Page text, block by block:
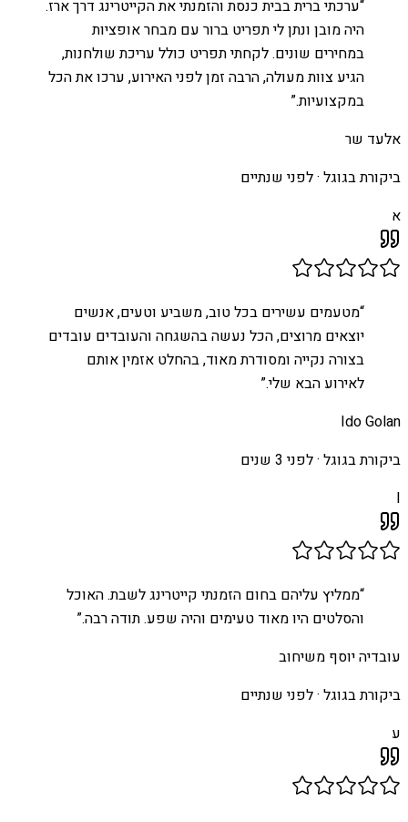
“ערכתי ברית בבית כנסת והזמנתי את הקייטרינג דרך ארז.
היה מובן ונתן לי תפריט ברור עם מבחר אופציות
במחירים שונים. לקחתי תפריט כולל עריכת שולחנות,
הגיע צוות מעולה, הרבה זמן לפני האירוע, ערכו את הכל
במקצועיות.”
אלעד שר
ביקורת בגוגל ·לפני שנתיים
א
“מטעמים עשירים בכל טוב, משביע וטעים, אנשים
יוצאים מרוצים, הכל נעשה בהשגחה והעובדים עובדים
בצורה נקייה ומסודרת מאוד, בהחלט אזמין אותם
לאירוע הבא שלי.”
Ido Golan
ביקורת בגוגל ·לפני 3 שנים
I
“ממליץ עליהם בחום הזמנתי קייטרינג לשבת. האוכל
והסלטים היו מאוד טעימים והיה שפע. תודה רבה.”
עובדיה יוסף משיחוב
ביקורת בגוגל ·לפני שנתיים
ע